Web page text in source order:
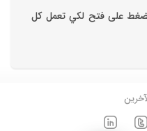
على فتح لكي تعمل كل